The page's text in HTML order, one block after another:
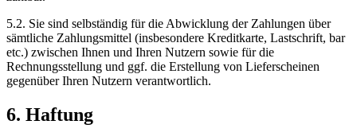
5.2. Sie sind selbständig für die Abwicklung der Zahlungen über
sämtliche Zahlungsmittel (insbesondere Kreditkarte, Lastschrift, bar
etc.) zwischen Ihnen und Ihren Nutzern sowie für die
Rechnungsstellung und ggf. die Erstellung von Lieferscheinen
gegenüber Ihren Nutzern verantwortlich.
6. Haftung